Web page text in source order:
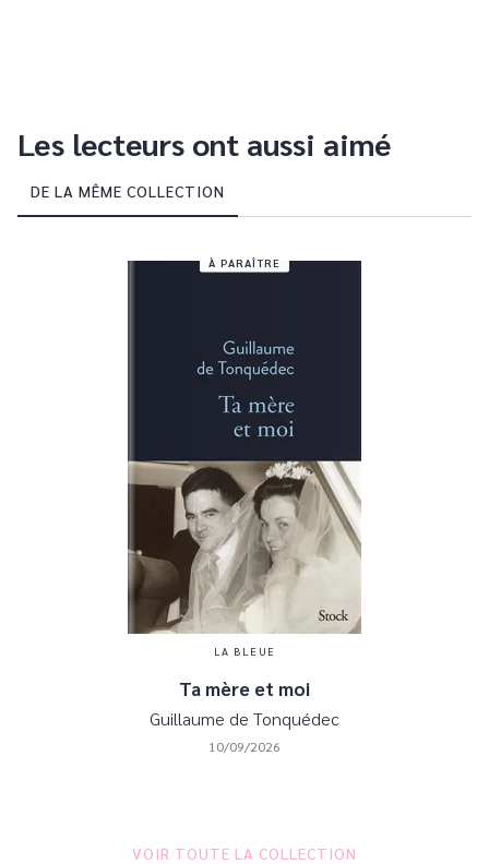
Les lecteurs ont aussi aimé
DE LA MÊME COLLECTION
À PARAÎTRE
LA BLEUE
Ta mère et moi
Guillaume de Tonquédec
10/09/2026
VOIR TOUTE LA COLLECTION